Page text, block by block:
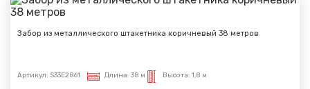
Забор из металлического штакетника коричневый 38 метров
Артикул: S33E2861 Длина: 38 м Высота: 1,8 м